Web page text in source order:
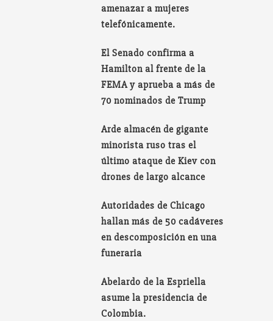
amenazar a mujeres
telefónicamente.
El Senado confirma a
Hamilton al frente de la
FEMA y aprueba a más de
70 nominados de Trump
Arde almacén de gigante
minorista ruso tras el
último ataque de Kiev con
drones de largo alcance
Autoridades de Chicago
hallan más de 50 cadáveres
en descomposición en una
funeraria
Abelardo de la Espriella
asume la presidencia de
Colombia.